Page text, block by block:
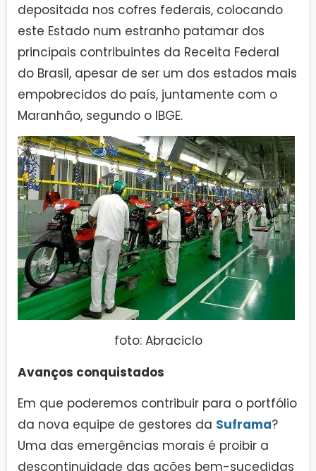
depositada nos cofres federais, colocando
este Estado num estranho patamar dos
principais contribuintes da Receita Federal
do Brasil, apesar de ser um dos estados mais
empobrecidos do país, juntamente com o
Maranhão, segundo o IBGE.
foto: Abraciclo
Avanços conquistados
Em que poderemos contribuir para o portfólio
da nova equipe de gestores da Suframa?
Uma das emergências morais é proibir a
descontinuidade das ações bem-sucedidas